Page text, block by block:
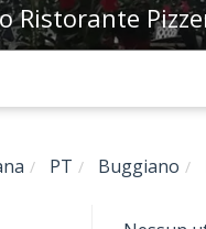
Ristorante
PT Buggiano